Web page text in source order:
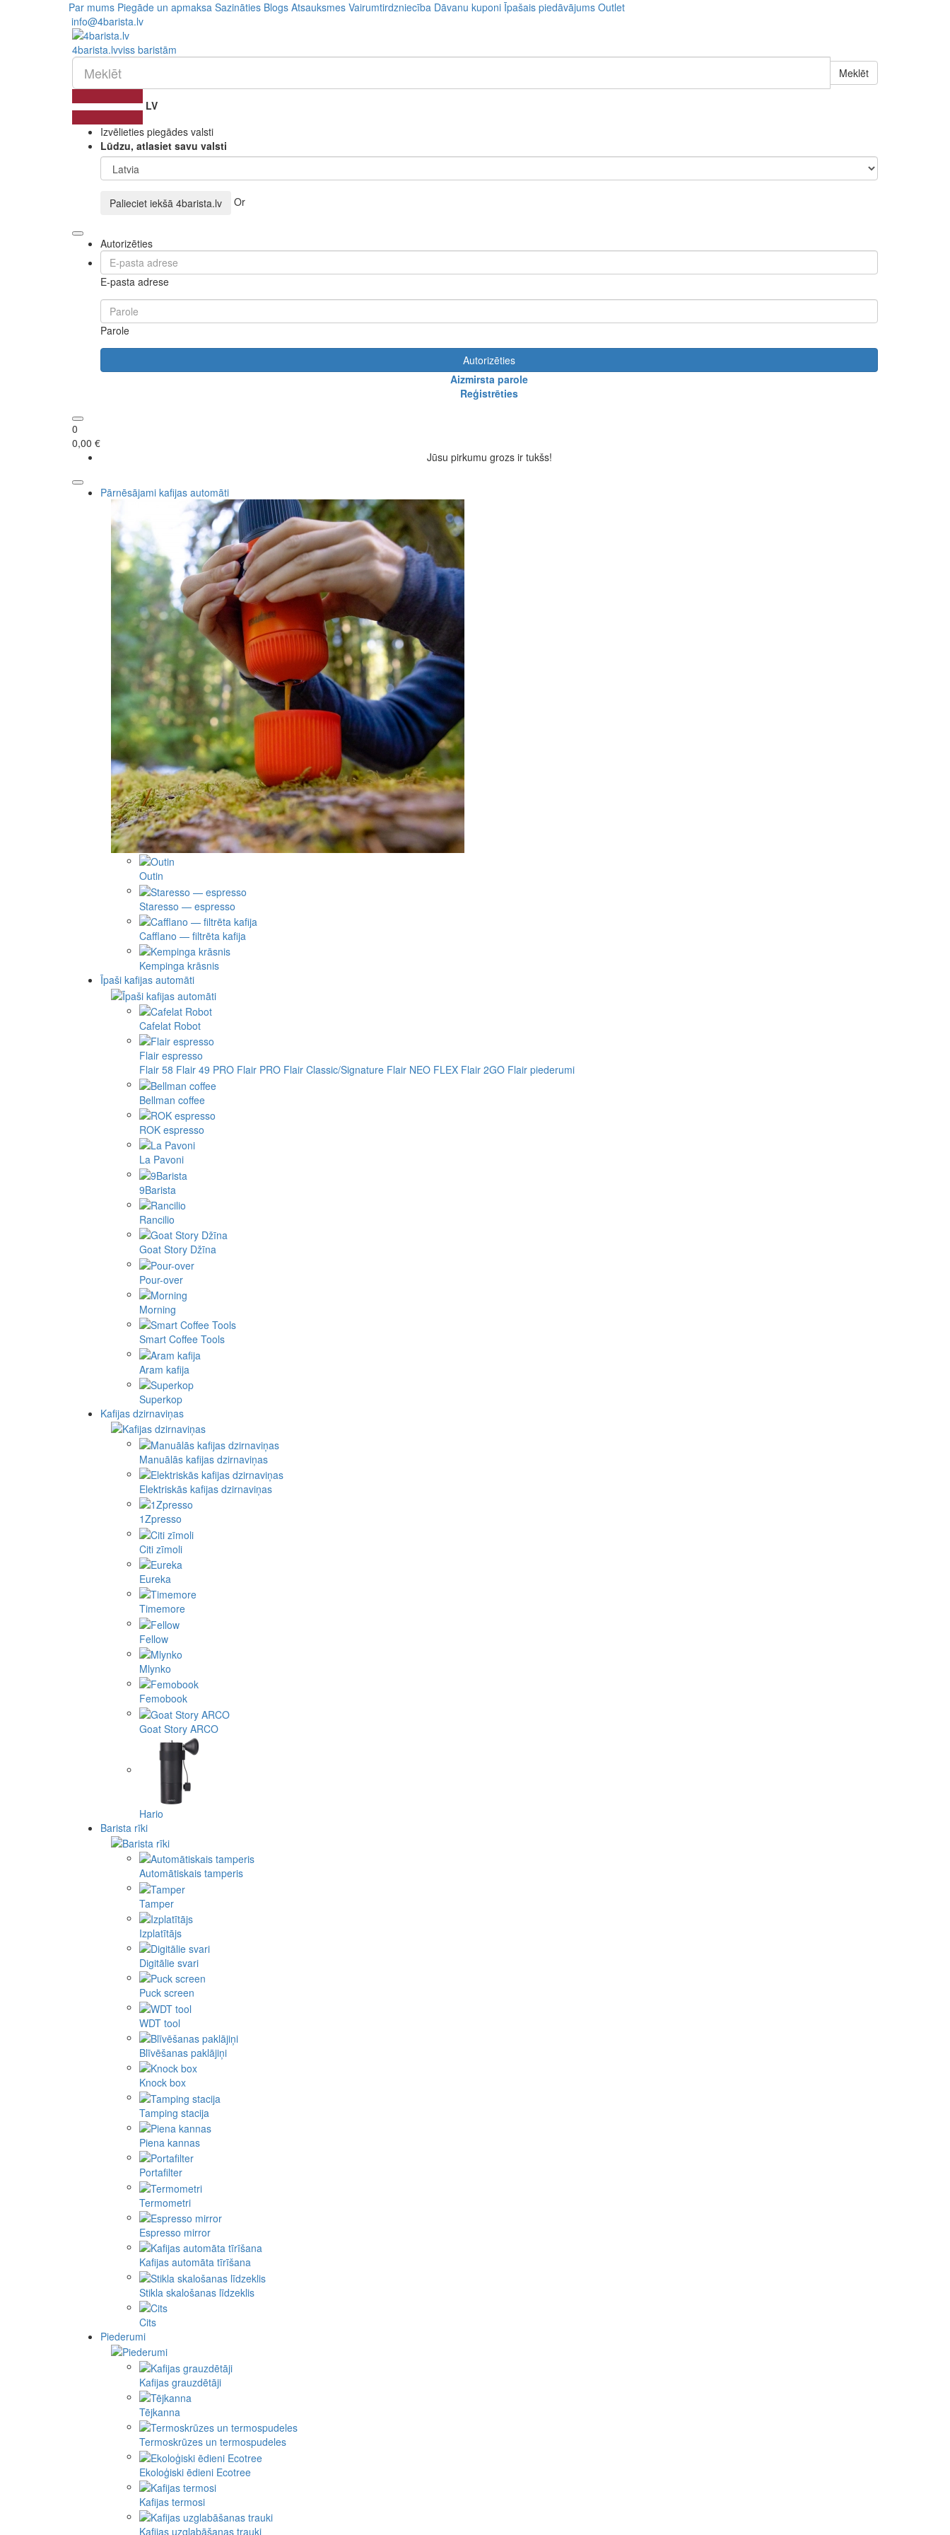
Par mums Piegāde un apmaksa Sazināties Blogs Atsauksmes Vairumtirdzniecība Dāvanu kuponi Īpašais piedāvājums Outlet
info@4barista.lv
4barista.lvviss baristām
Meklēt
LV
Izvēlieties piegādes valsti
Lūdzu, atlasiet savu valsti
Palieciet iekšā 4barista.lv Or
Autorizēties
E-pasta adrese
Parole
Autorizēties
Aizmirsta parole
Reģistrēties
0
0,00 €
Jūsu pirkumu grozs ir tukšs!
Pārnēsājami kafijas automāti
Outin
Staresso — espresso
Cafflano — filtrēta kafija
Kempinga krāsnis
Īpaši kafijas automāti
Cafelat Robot
Flair espresso
Flair 58 Flair 49 PRO Flair PRO Flair Classic/Signature Flair NEO FLEX Flair 2GO Flair piederumi
Bellman coffee
ROK espresso
La Pavoni
9Barista
Rancilio
Goat Story Džīna
Pour-over
Morning
Smart Coffee Tools
Aram kafija
Superkop
Kafijas dzirnaviņas
Manuālās kafijas dzirnaviņas
Elektriskās kafijas dzirnaviņas
1Zpresso
Citi zīmoli
Eureka
Timemore
Fellow
Mlynko
Femobook
Goat Story ARCO
Hario
Barista rīki
Automātiskais tamperis
Tamper
Izplatītājs
Digitālie svari
Puck screen
WDT tool
Blīvēšanas paklājiņi
Knock box
Tamping stacija
Piena kannas
Portafilter
Termometri
Espresso mirror
Kafijas automāta tīrīšana
Stikla skalošanas līdzeklis
Cits
Piederumi
Kafijas grauzdētāji
Tējkanna
Termoskrūzes un termospudeles
Ekoloģiski ēdieni Ecotree
Kafijas termosi
Kafijas uzglabāšanas trauki